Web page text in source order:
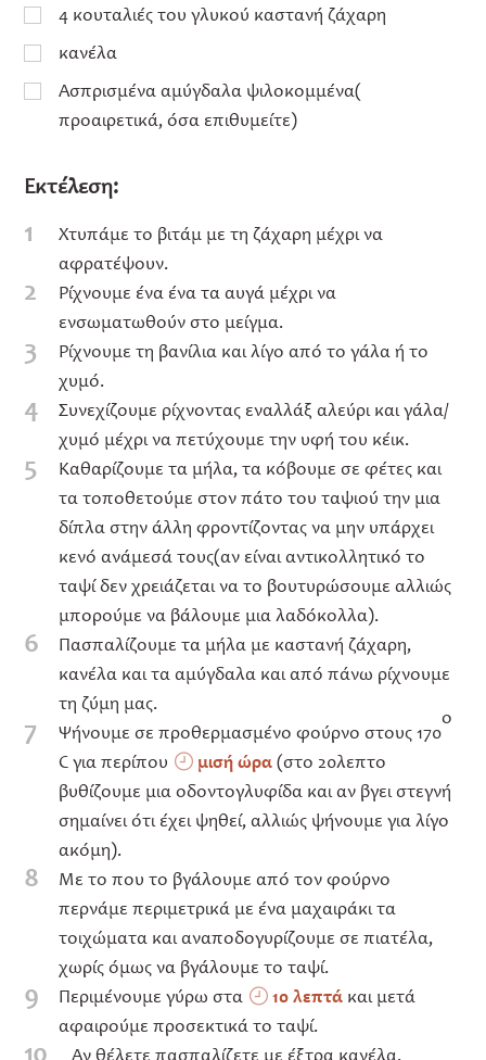
4 κουταλιές του γλυκού καστανή ζάχαρη
κανέλα
Ασπρισμένα αμύγδαλα ψιλοκομμένα(
προαιρετικά, όσα επιθυμείτε)
Εκτέλεση:
1
Χτυπάμε το βιτάμ με τη ζάχαρη μέχρι να
αφρατέψουν.
2
Ρίχνουμε ένα ένα τα αυγά μέχρι να
ενσωματωθούν στο μείγμα.
3
Ρίχνουμε τη βανίλια και λίγο από το γάλα ή το
χυμό.
4
Συνεχίζουμε ρίχνοντας εναλλάξ αλεύρι και γάλα/
χυμό μέχρι να πετύχουμε την υφή του κέικ.
5
Καθαρίζουμε τα μήλα, τα κόβουμε σε φέτες και
τα τοποθετούμε στον πάτο του ταψιού την μια
δίπλα στην άλλη φροντίζοντας να μην υπάρχει
κενό ανάμεσά τους(αν είναι αντικολλητικό το
ταψί δεν χρειάζεται να το βουτυρώσουμε αλλιώς
μπορούμε να βάλουμε μια λαδόκολλα).
6
Πασπαλίζουμε τα μήλα με καστανή ζάχαρη,
κανέλα και τα αμύγδαλα και από πάνω ρίχνουμε
τη ζύμη μας.
7 Ψήνουμε σε προθερμασμένο φούρνο στους 170
ο
C για περίπου
μισή ώρα(στο 20λεπτο
βυθίζουμε μια οδοντογλυφίδα και αν βγει στεγνή
σημαίνει ότι έχει ψηθεί, αλλιώς ψήνουμε για λίγο
ακόμη).
8
Με το που το βγάλουμε από τον φούρνο
περνάμε περιμετρικά με ένα μαχαιράκι τα
τοιχώματα και αναποδογυρίζουμε σε πιατέλα,
χωρίς όμως να βγάλουμε το ταψί.
9 Περιμένουμε γύρω στα 10 λεπτά και μετά
αφαιρούμε προσεκτικά το ταψί.
10 Αν θέλετε πασπαλίζετε με έξτρα κανέλα.